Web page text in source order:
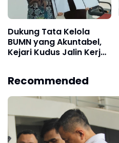
Dukung Tata Kelola
BUMN yang Akuntabel,
Kejari Kudus Jalin Kerja
Recommended